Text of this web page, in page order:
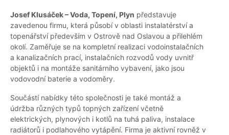
Josef Klusáček – Voda, Topení, Plyn představuje
zavedenou firmu, která působí v oblasti instalatérství a
topenářství především v Ostrově nad Oslavou a přilehlém
okolí. Zaměřuje se na kompletní realizaci vodoinstalačních
a kanalizačních prací, instalačních rozvodů vody uvnitř
objektů i na montáže sanitárního vybavení, jako jsou
vodovodní baterie a vodoměry.
Součástí nabídky této společnosti je také montáž a
údržba různých typů topných zařízení včetně
elektrických, plynových i kotlů na tuhá paliva, instalace
radiátorů i podlahového vytápění. Firma je aktivní rovněž v